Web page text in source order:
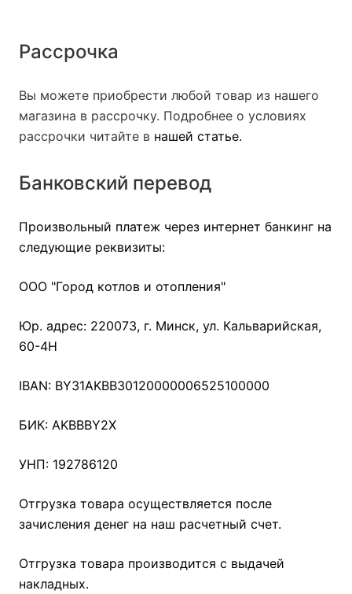
Рассрочка
Вы можете приобрести любой товар из нашего
магазина в рассрочку. Подробнее о условиях
рассрочки читайте в нашей статье.
Банковский перевод
Произвольный платеж через интернет банкинг на
следующие реквизиты:
ООО "Город котлов и отопления"
Юр. адрес: 220073, г. Минск, ул. Кальварийская,
60-4Н
IBAN: BY31AKBB30120000006525100000
БИК: AKBBBY2X
УНП: 192786120
Отгрузка товара осуществляется после
зачисления денег на наш расчетный счет.
Отгрузка товара производится с выдачей
накладных.